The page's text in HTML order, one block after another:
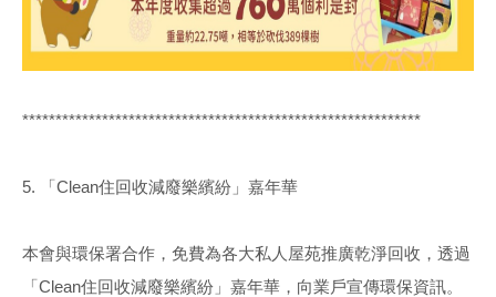
************************************************************
5. 「Clean住回收減廢樂繽紛」嘉年華
本會與環保署合作，免費為各大私人屋苑推廣乾淨回收，透過
「Clean住回收減廢樂繽紛」嘉年華，向業戶宣傳環保資訊。